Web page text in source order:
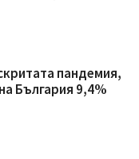
пандемия,
България 9,4%